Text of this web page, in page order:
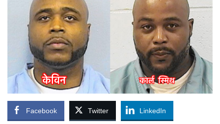
Facebook Twitter LinkedIn